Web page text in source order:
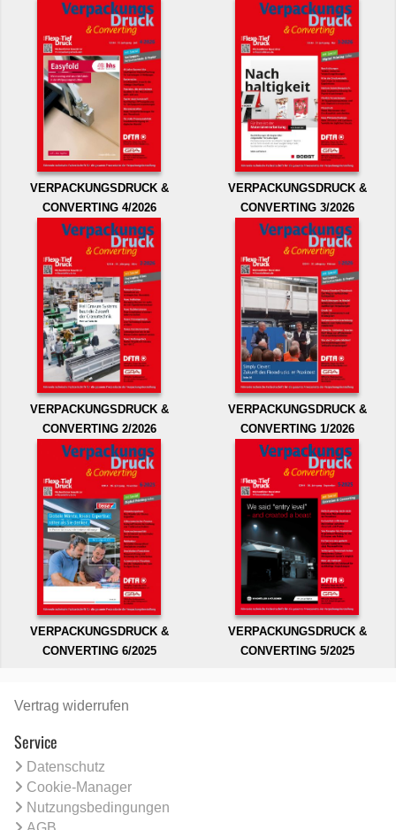
VERPACKUNGSDRUCK &
CONVERTING 4/2026
VERPACKUNGSDRUCK &
CONVERTING 3/2026
VERPACKUNGSDRUCK &
CONVERTING 2/2026
VERPACKUNGSDRUCK &
CONVERTING 1/2026
VERPACKUNGSDRUCK &
CONVERTING 6/2025
VERPACKUNGSDRUCK &
CONVERTING 5/2025
Vertrag widerrufen
Service
Datenschutz
Cookie-Manager
Nutzungsbedingungen